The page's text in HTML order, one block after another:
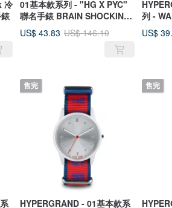
冷 01基本款系列 - "HG X PYC"
聯名手錶 BRAIN SHOCKING
NATO WATCH
US$ 43.83 US$ 146.10
列 -
方格旗
US$
售完
HYPERGRAND - 01基本款系
售完